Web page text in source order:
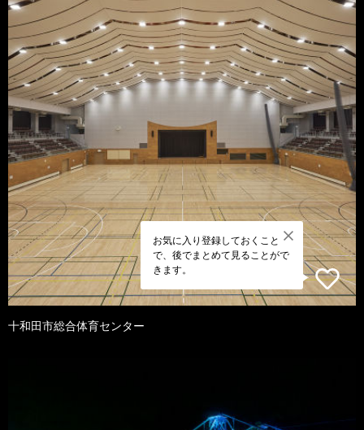
お気に入り登録しておくこと
で、後でまとめて見ることがで
きます。
十和田市総合体育センター